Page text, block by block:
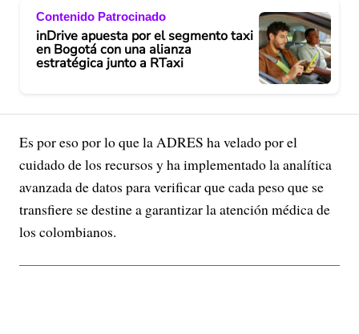
Contenido Patrocinado
inDrive apuesta por el segmento taxi
en Bogotá con una alianza
estratégica junto a RTaxi
Es por eso por lo que la ADRES ha velado por el
cuidado de los recursos y ha implementado la analítica
avanzada de datos para verificar que cada peso que se
transfiere se destine a garantizar la atención médica de
los colombianos.